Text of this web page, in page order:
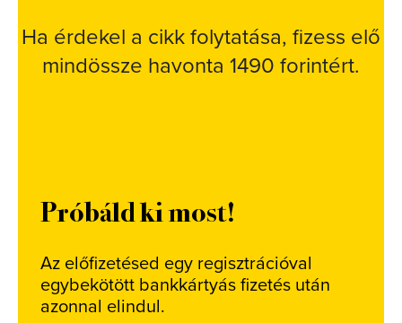
Ha érdekel a cikk folytatása, fizess elő
mindössze havonta 1490 forintért.
Próbáld ki most!
Az előfizetésed egy regisztrációval
egybekötött bankkártyás fizetés után
azonnal elindul.